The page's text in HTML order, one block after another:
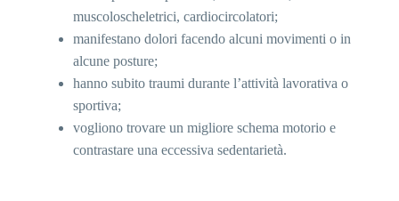
muscoloscheletrici, cardiocircolatori;
manifestano dolori facendo alcuni movimenti o in
alcune posture;
hanno subito traumi durante l’attività lavorativa o
sportiva;
vogliono trovare un migliore schema motorio e
contrastare una eccessiva sedentarietà.